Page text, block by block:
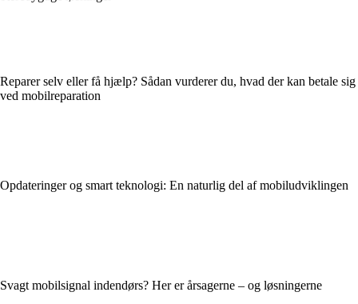
Reparer selv eller få hjælp? Sådan vurderer du, hvad der kan betale sig
ved mobilreparation
Opdateringer og smart teknologi: En naturlig del af mobiludviklingen
Svagt mobilsignal indendørs? Her er årsagerne – og løsningerne